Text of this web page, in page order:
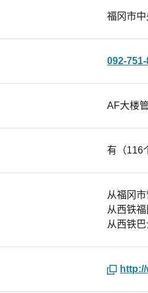
福冈市
092-
AF大楼
有（116
从福冈
从西铁
从西铁